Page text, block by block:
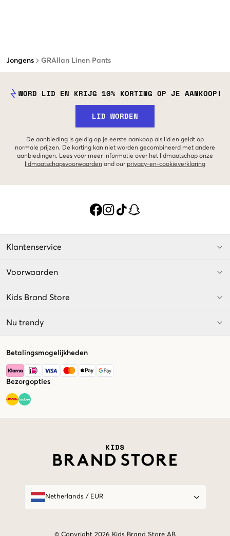
Jongens GRAllan Linen Pants
WORD LID EN KRIJG 10% KORTING OP JE AANKOOP!
LID WORDEN
De aanbieding is geldig op je eerste aankoop als lid en geldt op
normale prijzen. De korting kan niet worden gecombineerd met andere
aanbiedingen. Lees voor meer informatie over het lidmaatschap onze
lidmaatschapsvoorwaarden and our privacy-en-cookieverklaring
Klantenservice
Voorwaarden
Kids Brand Store
Nu trendy
Betalingsmogelijkheden
Bezorgopties
Netherlands/ EUR
© Copyright 2026 Kids Brand Store AB